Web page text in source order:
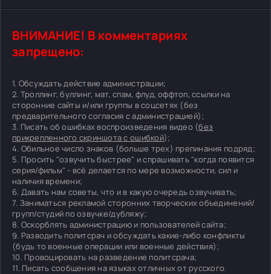
ВНИМАНИЕ! В комментариях
запрещено:
1. Обсуждать действие администрации;
2. Троллинг, буллинг, мат, спам, флуд, оффтоп, ссылки на
сторонние сайты и/или группы в соцсетях (без
предварительного согласия с администрацией);
3. Писать об ошибках воспроизведения видео (без
прикрепленного скриншота с ошибкой);
4. Обильное число знаков (больше трех) препинания подряд;
5. Просить "озвучить быстрее" и спрашивать "когда появится
серия/фильм" - всё делается по мере возможности, сил и
наличия времени;
6. Давать нам советы, что и в какую очередь озвучивать;
7. Заниматься рекламой сторонних творческих объединений/
групп/студий по озвучке/дубляжу;
8. Оскорблять администрацию и пользователей сайта;
9. Разводить политсрач и обсуждать какие-либо конфликты
(будь то военные операции или военные действия);
10. Провоцировать на разведение политсрача;
11. Писать сообщения на языках отличных от русского.